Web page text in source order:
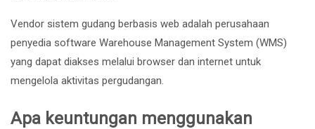
Vendor sistem gudang berbasis web adalah perusahaan
penyedia software Warehouse Management System (WMS)
yang dapat diakses melalui browser dan internet untuk
mengelola aktivitas pergudangan.
Apa keuntungan menggunakan